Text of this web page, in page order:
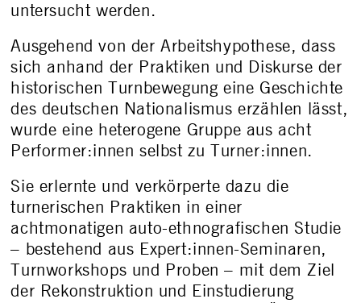
untersucht werden.
Ausgehend von der Arbeitshypothese, dass
sich anhand der Praktiken und Diskurse der
historischen Turnbewegung eine Geschichte
des deutschen Nationalismus erzählen lässt,
wurde eine heterogene Gruppe aus acht
Performer:innen selbst zu Turner:innen.
Sie erlernte und verkörperte dazu die
turnerischen Praktiken in einer
achtmonatigen auto-ethnografischen Studie
– bestehend aus Expert:innen-Seminaren,
Turnworkshops und Proben – mit dem Ziel
der Rekonstruktion und Einstudierung